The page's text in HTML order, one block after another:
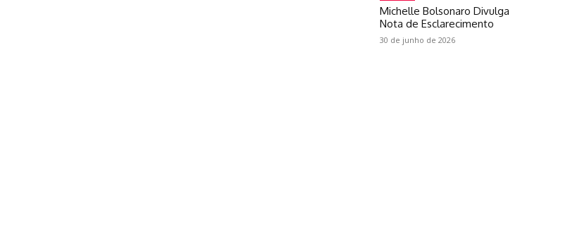
Michelle Bolsonaro Divulga
Nota de Esclarecimento
30 de junho de 2026